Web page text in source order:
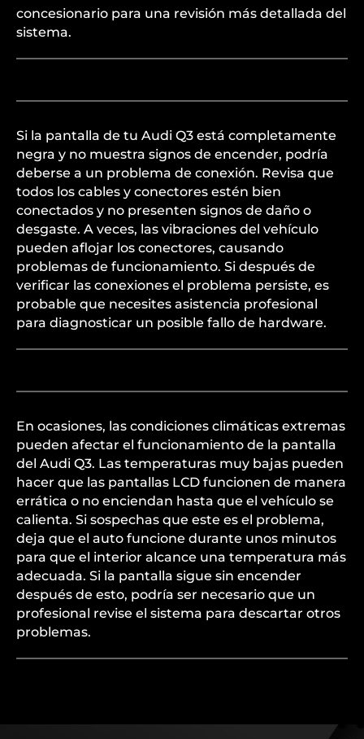
concesionario para una revisión más detallada del
sistema.
Si la pantalla de tu Audi Q3 está completamente
negra y no muestra signos de encender, podría
deberse a un problema de conexión. Revisa que
todos los cables y conectores estén bien
conectados y no presenten signos de daño o
desgaste. A veces, las vibraciones del vehículo
pueden aflojar los conectores, causando
problemas de funcionamiento. Si después de
verificar las conexiones el problema persiste, es
probable que necesites asistencia profesional
para diagnosticar un posible fallo de hardware.
En ocasiones, las condiciones climáticas extremas
pueden afectar el funcionamiento de la pantalla
del Audi Q3. Las temperaturas muy bajas pueden
hacer que las pantallas LCD funcionen de manera
errática o no enciendan hasta que el vehículo se
calienta. Si sospechas que este es el problema,
deja que el auto funcione durante unos minutos
para que el interior alcance una temperatura más
adecuada. Si la pantalla sigue sin encender
después de esto, podría ser necesario que un
profesional revise el sistema para descartar otros
problemas.